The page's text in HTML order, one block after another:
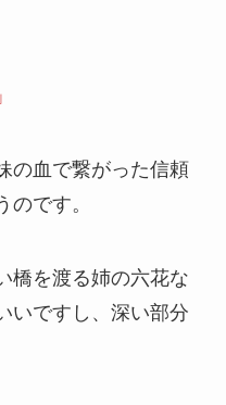
の血で繋がった信頼
のです。
橋を渡る姉の六花な
いですし、深い部分